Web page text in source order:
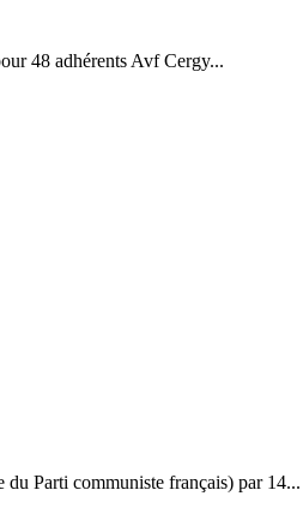
48 adhérents Avf Cergy...
Parti communiste français) par 14...